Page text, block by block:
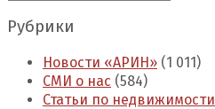
Рубрики
Новости «АРИН» (1 011)
СМИ о нас (584)
Статьи по недвижимости